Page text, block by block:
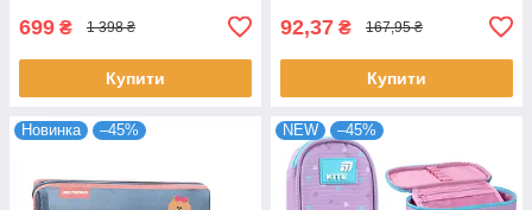
699 ₴ 1 398 ₴
Купити
92,37 ₴ 167,95 ₴
Купити
Новинка –45% NEW –45%